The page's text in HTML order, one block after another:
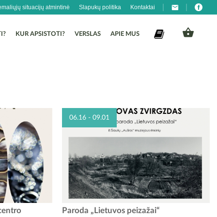
situacijų atmintinė Slapukų politika Kontaktai
KUR APSISTOTI? VERSLAS APIE MUS
muziejus
06.16 - 09.01
Raudondvario pilyje įsikūrusiame Kauno rajono
Paroda „Lietuvos peizažai“